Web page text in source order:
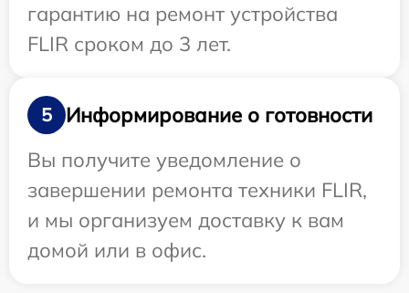
гарантию на ремонт устройства
FLIR сроком до 3 лет.
5
Информирование о готовности
Вы получите уведомление о
завершении ремонта техники FLIR,
и мы организуем доставку к вам
домой или в офис.